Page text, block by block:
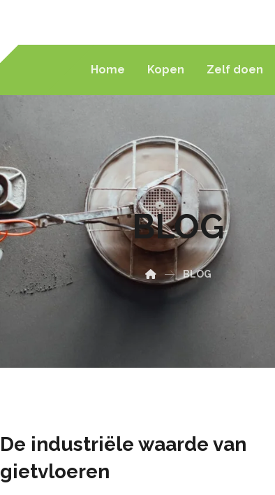
Home Kopen Zelf doen
BLOG
BLOG
De industriële waarde van
gietvloeren